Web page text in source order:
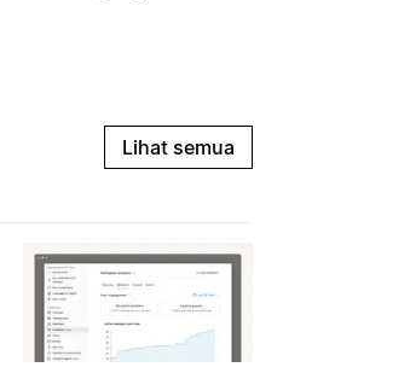
Lihat semua